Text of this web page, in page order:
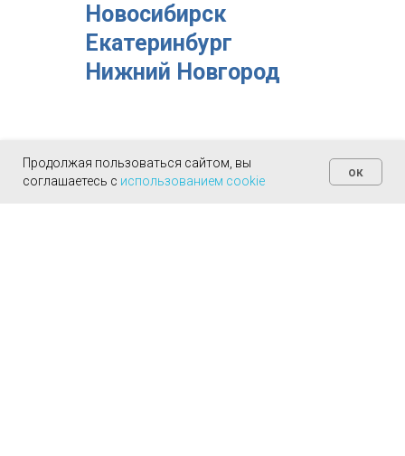
Планируется открытие
Новосибирск
Екатеринбург
Нижний Новгород
Продолжая пользоваться сайтом, вы
соглашаетесь с использованием cookie
ок